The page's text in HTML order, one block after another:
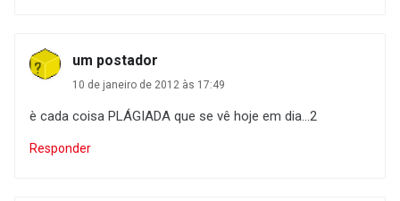
um postador
10 de janeiro de 2012 às 17:49
è cada coisa PLÁGIADA que se vê hoje em dia...2
Responder